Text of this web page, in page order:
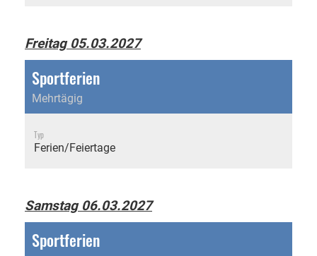
Freitag 05.03.2027
Sportferien
Mehrtägig
Typ
Ferien/Feiertage
Samstag 06.03.2027
Sportferien